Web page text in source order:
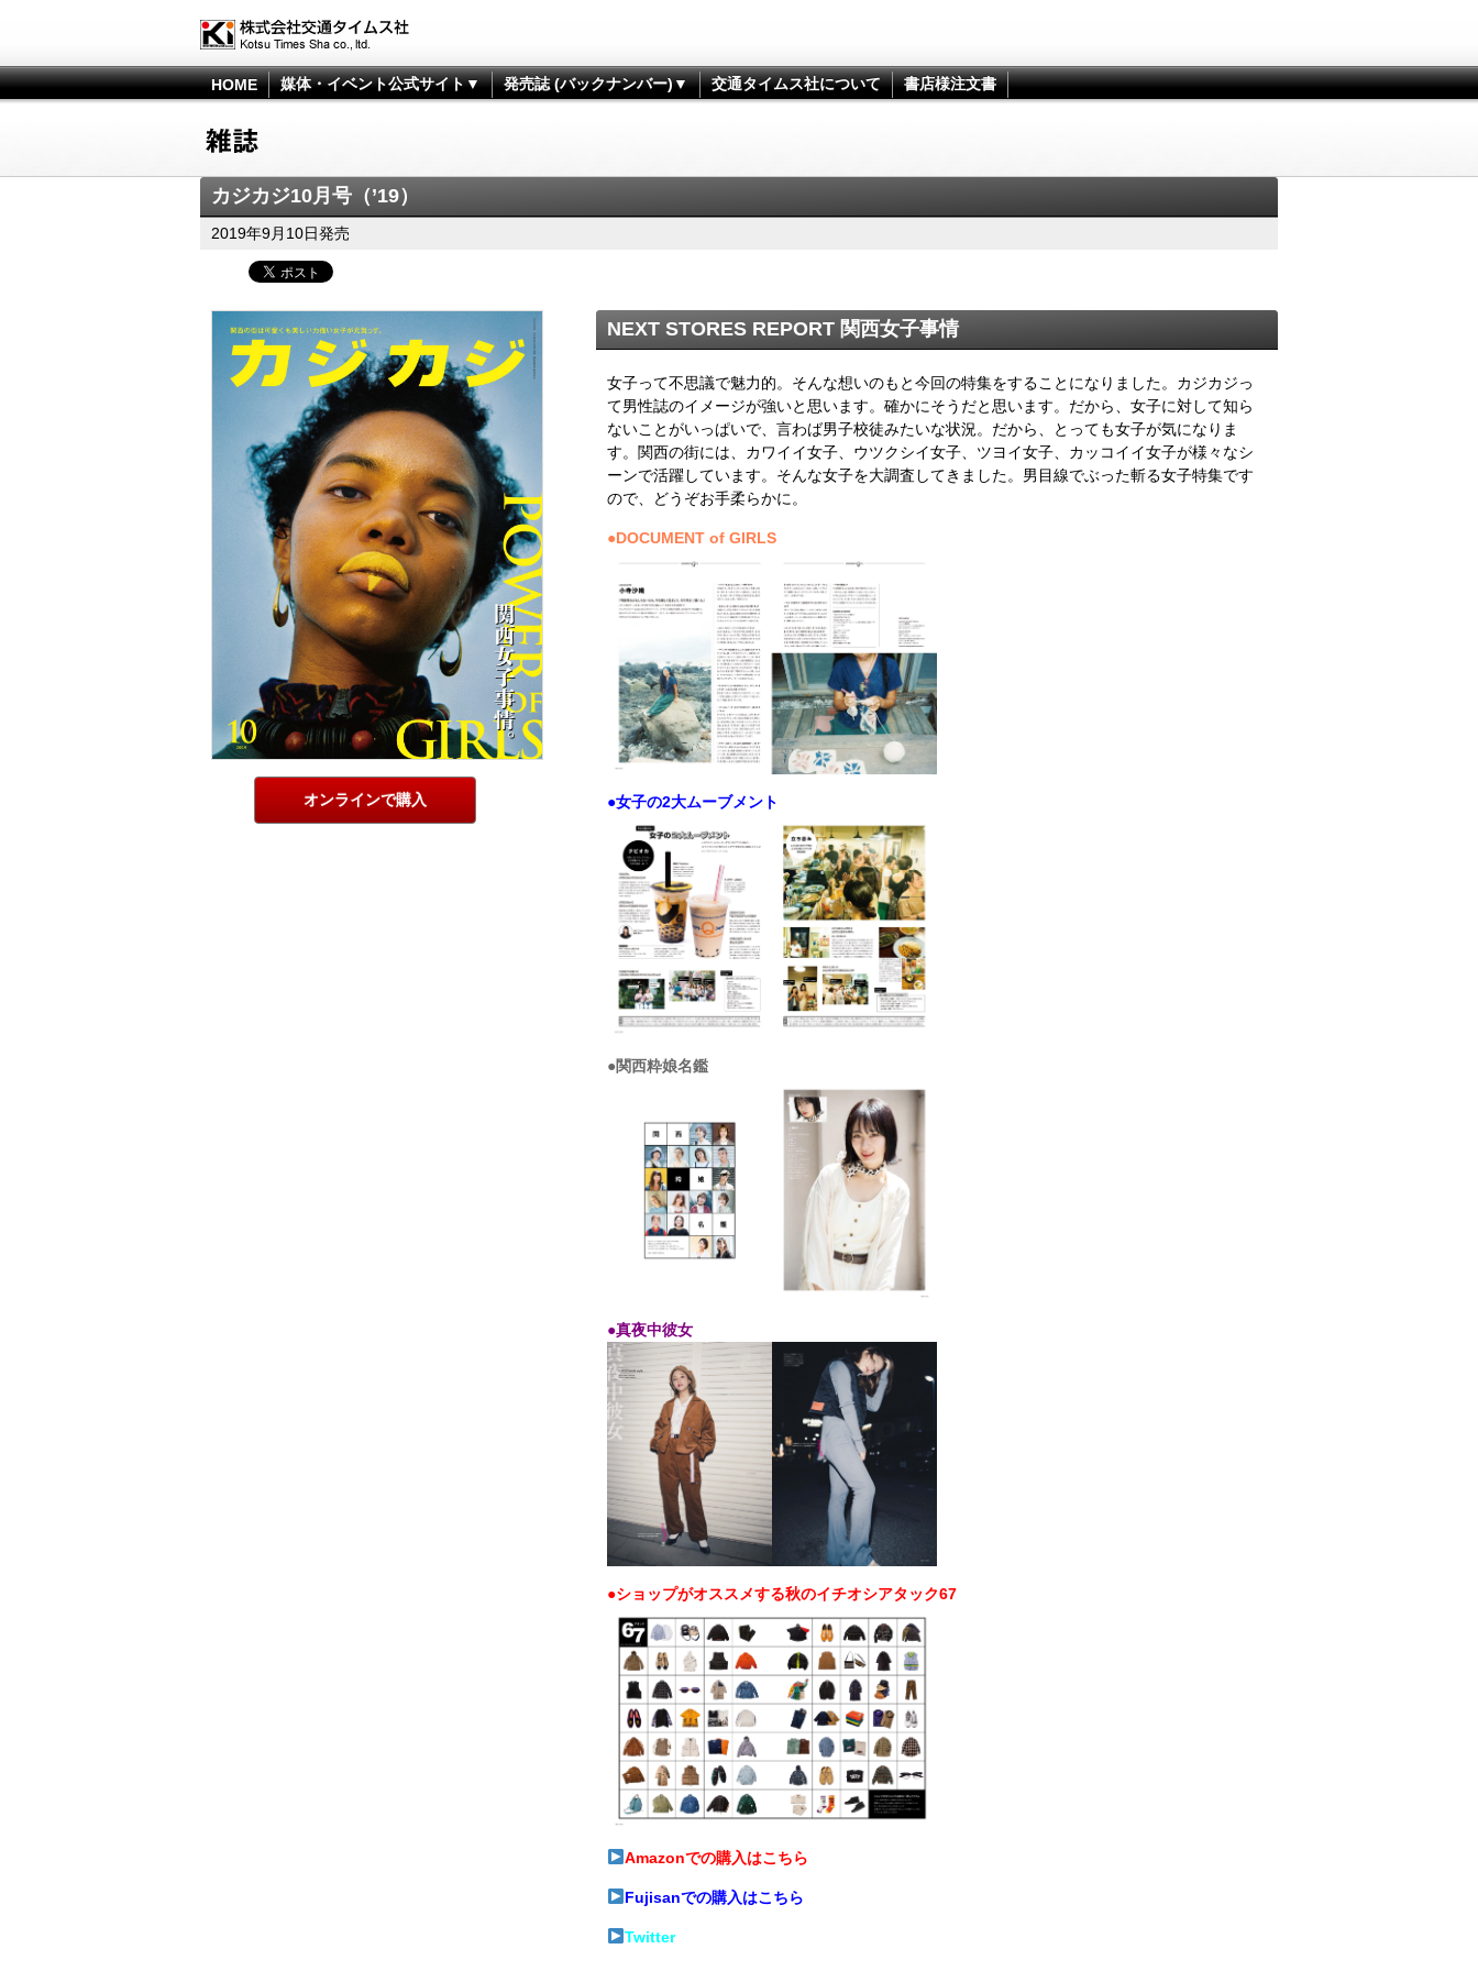
HOME 媒体・イベント公式サイト▼ 発売誌 (バックナンバー)▼ 交通タイムス社について 書店様注文書
カジカジ10月号（’19）
2019年9月10日発売
オンラインで購入
NEXT STORES REPORT 関西女子事情
女子って不思議で魅力的。そんな想いのもと今回の特集をすることになりました。カジカジっ
て男性誌のイメージが強いと思います。確かにそうだと思います。だから、女子に対して知ら
ないことがいっぱいで、言わば男子校徒みたいな状況。だから、とっても女子が気になりま
す。関西の街には、カワイイ女子、ウツクシイ女子、ツヨイ女子、カッコイイ女子が様々なシ
ーンで活躍しています。そんな女子を大調査してきました。男目線でぶった斬る女子特集です
ので、どうぞお手柔らかに。
●DOCUMENT of GIRLS
●女子の2大ムーブメント
●関西粋娘名鑑
●真夜中彼女
●ショップがオススメする秋のイチオシアタック67
Amazonでの購入はこちら
Fujisanでの購入はこちら
Twitter